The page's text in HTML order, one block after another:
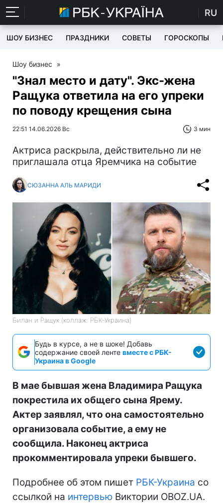
RU
ШОУ БИЗНЕС ПРАЗДНИКИ СОВЕТЫ ГОРОСКОПЫ
Шоу бизнес »
"Знал место и дату". Экс-жена
Ращука ответила на его упреки
по поводу крещения сына
22:51 14.06.2026 Вс 3 мин
Актриса раскрыла, действительно ли не
приглашала отца Яремчика на событие
СЮЗАННА АЛЬ МАРИДИ
Билан и Ращук (коллаж: РБК-Украина)
Будь в курсе, а не в шоке! Добавь
содержание своей ленте вместе с РБК-
Украина в Google
В мае бывшая жена Владимира Ращука
покрестила их общего сына Ярему.
Актер заявлял, что она самостоятельно
организовала событие, а ему не
сообщила. Наконец актриса
прокомментировала упреки бывшего.
Подробнее об этом пишет РБК-Украина со
ссылкой на интервью Виктории OBOZ.UA.